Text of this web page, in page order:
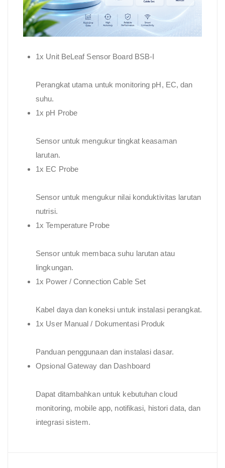
1x Unit BeLeaf Sensor Board BSB-I
Perangkat utama untuk monitoring pH, EC, dan
suhu.
1x pH Probe
Sensor untuk mengukur tingkat keasaman
larutan.
1x EC Probe
Sensor untuk mengukur nilai konduktivitas larutan
nutrisi.
1x Temperature Probe
Sensor untuk membaca suhu larutan atau
lingkungan.
1x Power / Connection Cable Set
Kabel daya dan koneksi untuk instalasi perangkat.
1x User Manual / Dokumentasi Produk
Panduan penggunaan dan instalasi dasar.
Opsional Gateway dan Dashboard
Dapat ditambahkan untuk kebutuhan cloud
monitoring, mobile app, notifikasi, histori data, dan
integrasi sistem.